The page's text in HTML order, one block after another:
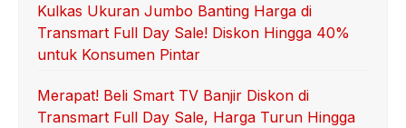
Kulkas Ukuran Jumbo Banting Harga di
Transmart Full Day Sale! Diskon Hingga 40%
untuk Konsumen Pintar
Merapat! Beli Smart TV Banjir Diskon di
Transmart Full Day Sale, Harga Turun Hingga